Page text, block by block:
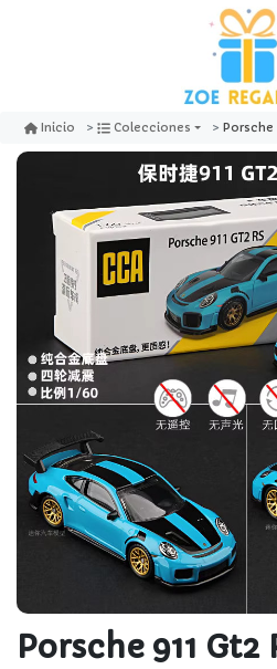
Inicio Colecciones Porsche
Porsche 911 Gt2